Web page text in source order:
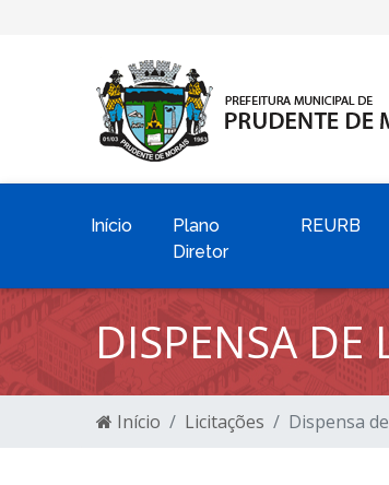
Início
Plano
Diretor
REURB
DISPENSA
Início Licitações Dispensa